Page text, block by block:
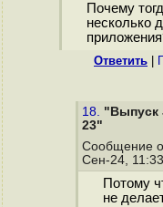
Почему
несколько
Ответить
18. "Выпуск
23"
Сообщение
Сен-24, 11:33
Потому
не